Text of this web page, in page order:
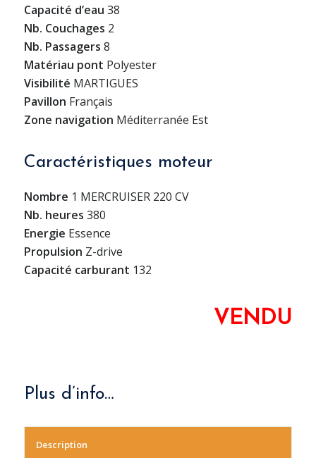
Capacité d’eau 38
Nb. Couchages 2
Nb. Passagers 8
Matériau pont Polyester
Visibilité MARTIGUES
Pavillon Français
Zone navigation Méditerranée Est
Caractéristiques moteur
Nombre 1 MERCRUISER 220 CV
Nb. heures 380
Energie Essence
Propulsion Z-drive
Capacité carburant 132
VENDU
Plus d’info…
Description